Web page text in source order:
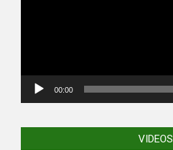
00:00
VIDEOS